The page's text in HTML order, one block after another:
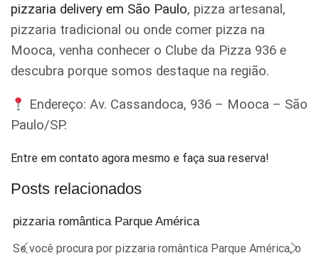
pizzaria delivery em São Paulo, pizza artesanal,
pizzaria tradicional ou onde comer pizza na
Mooca, venha conhecer o Clube da Pizza 936 e
descubra porque somos destaque na região.
Endereço: Av. Cassandoca, 936 – Mooca – São
Paulo/SP.
Entre em contato agora mesmo e faça sua reserva!
Posts relacionados
pizzaria romântica Parque América
Se você procura por pizzaria romântica Parque América, o